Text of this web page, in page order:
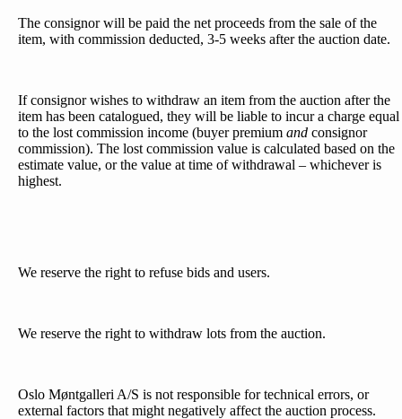
The consignor will be paid the net proceeds from the sale of the
item, with commission deducted, 3-5 weeks after the auction date.
If consignor wishes to withdraw an item from the auction after the
item has been catalogued, they will be liable to incur a charge equal
to the lost commission income (buyer premium and consignor
commission). The lost commission value is calculated based on the
estimate value, or the value at time of withdrawal – whichever is
highest.
We reserve the right to refuse bids and users.
We reserve the right to withdraw lots from the auction.
Oslo Møntgalleri A/S is not responsible for technical errors, or
external factors that might negatively affect the auction process.